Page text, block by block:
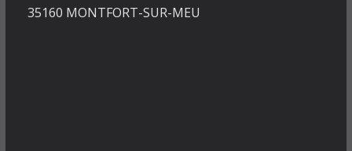
35160 MONTFORT-SUR-MEU